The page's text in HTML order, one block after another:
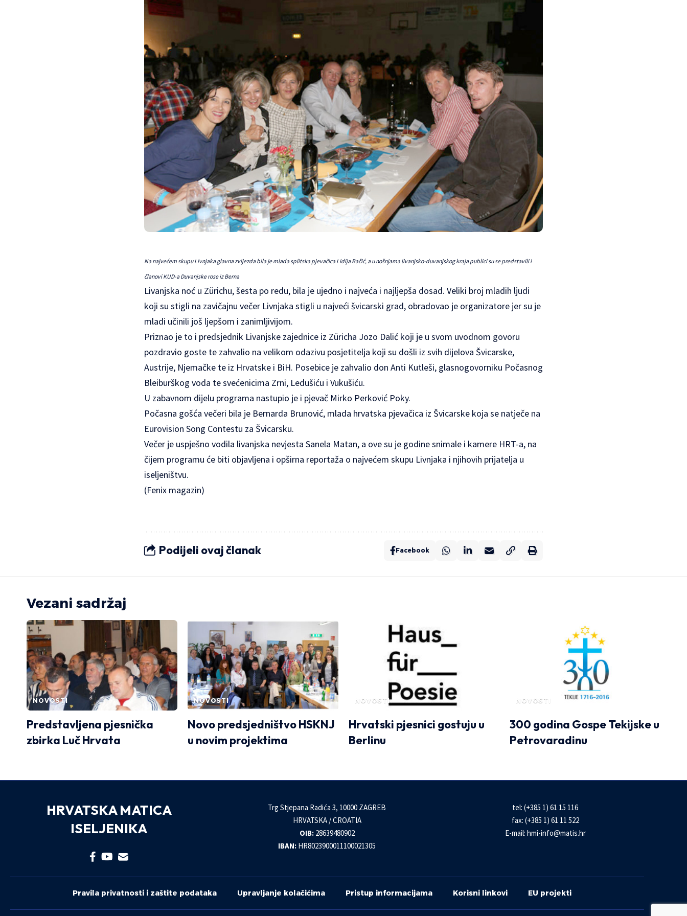
Na najvećem skupu Livnjaka glavna zvijezda bila je mlada splitska pjevačica Lidija Bačić, a u nošnjama livanjsko-duvanjskog kraja publici su se predstavili i
članovi KUD-a Duvanjske rose iz Berna
Livanjska noć u Zürichu, šesta po redu, bila je ujedno i najveća i najljepša dosad. Veliki broj mladih ljudi
koji su stigli na zavičajnu večer Livnjaka stigli u najveći švicarski grad, obradovao je organizatore jer su je
mladi učinili još ljepšom i zanimljivijom.
Priznao je to i predsjednik Livanjske zajednice iz Züricha Jozo Dalić koji je u svom uvodnom govoru
pozdravio goste te zahvalio na velikom odazivu posjetitelja koji su došli iz svih dijelova Švicarske,
Austrije, Njemačke te iz Hrvatske i BiH. Posebice je zahvalio don Anti Kutleši, glasnogovorniku Počasnog
Bleiburškog voda te svećenicima Zrni, Ledušiću i Vukušiću.
U zabavnom dijelu programa nastupio je i pjevač Mirko Perković Poky.
Počasna gošća večeri bila je Bernarda Brunović, mlada hrvatska pjevačica iz Švicarske koja se natječe na
Eurovision Song Contestu za Švicarsku.
Večer je uspješno vodila livanjska nevjesta Sanela Matan, a ove su je godine snimale i kamere HRT-a, na
čijem programu će biti objavljena i opširna reportaža o najvećem skupu Livnjaka i njihovih prijatelja u
iseljeništvu.
(Fenix magazin)
Podijeli ovaj članak Facebook
Vezani sadržaj
NOVOSTI
Predstavljena pjesnička
zbirka Luč Hrvata
NOVOSTI
Novo predsjedništvo HSKNJ
u novim projektima
NOVOSTI
Hrvatski pjesnici gostuju u
Berlinu
NOVOSTI
300 godina Gospe Tekijske u
Petrovaradinu
HRVATSKA MATICA
ISELJENIKA
Trg Stjepana Radića 3, 10000 ZAGREB
HRVATSKA / CROATIA
OIB:28639480902
IBAN: HR8023900011100021305
tel: (+385 1) 61 15 116
fax: (+385 1) 61 11 522
E-mail: hmi-info@matis.hr
Pravila privatnosti i zaštite podataka Upravljanje kolačićima Pristup informacijama Korisni linkovi EU projekti